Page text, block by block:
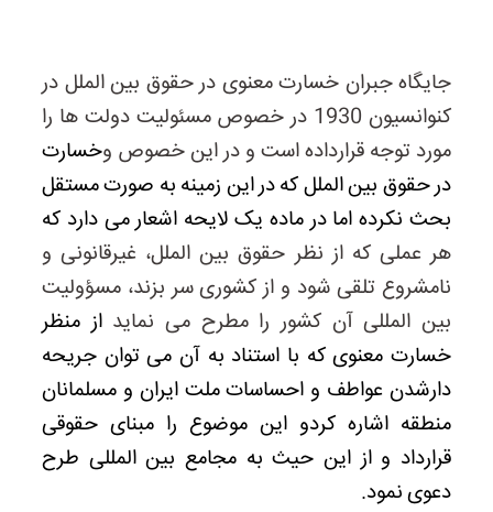
جایگاه جبران خسارت معنوی در حقوق بین الملل در
کنوانسیون 1930 در خصوص مسئولیت دولت ها را
مورد توجه قرارداده است و در این خصوص وخسارت
در حقوق بین الملل که در این زمینه به صورت مستقل
بحث نکرده اما در ماده یک لایحه اشعار می دارد که
هر عملی که از نظر حقوق بین الملل، غیرقانونی و
نامشروع تلقی شود و از کشوری سر بزند، مسؤولیت
بین المللی آن کشور را مطرح می نماید از منظر
خسارت معنوی که با استناد به آن می توان جریحه
دارشدن عواطف و احساسات ملت ایران و مسلمانان
منطقه اشاره کردو این موضوع را مبنای حقوقی
قرارداد و از این حیث به مجامع بین المللی طرح
دعوی نمود.